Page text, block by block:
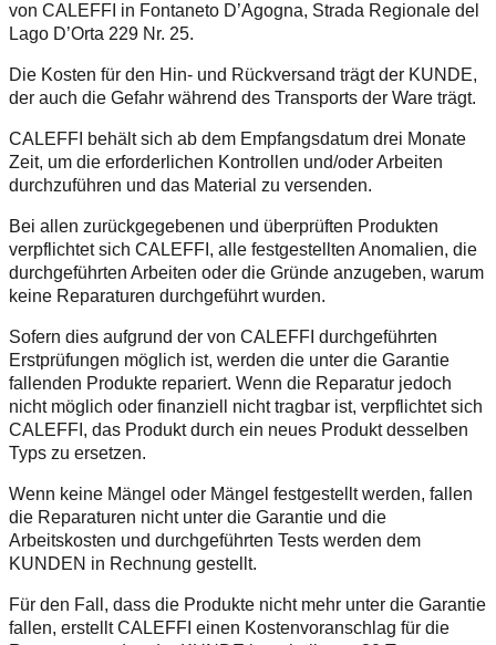
von CALEFFI in Fontaneto D’Agogna, Strada Regionale del
Lago D’Orta 229 Nr. 25.
Die Kosten für den Hin- und Rückversand trägt der KUNDE,
der auch die Gefahr während des Transports der Ware trägt.
CALEFFI behält sich ab dem Empfangsdatum drei Monate
Zeit, um die erforderlichen Kontrollen und/oder Arbeiten
durchzuführen und das Material zu versenden.
Bei allen zurückgegebenen und überprüften Produkten
verpflichtet sich CALEFFI, alle festgestellten Anomalien, die
durchgeführten Arbeiten oder die Gründe anzugeben, warum
keine Reparaturen durchgeführt wurden.
Sofern dies aufgrund der von CALEFFI durchgeführten
Erstprüfungen möglich ist, werden die unter die Garantie
fallenden Produkte repariert. Wenn die Reparatur jedoch
nicht möglich oder finanziell nicht tragbar ist, verpflichtet sich
CALEFFI, das Produkt durch ein neues Produkt desselben
Typs zu ersetzen.
Wenn keine Mängel oder Mängel festgestellt werden, fallen
die Reparaturen nicht unter die Garantie und die
Arbeitskosten und durchgeführten Tests werden dem
KUNDEN in Rechnung gestellt.
Für den Fall, dass die Produkte nicht mehr unter die Garantie
fallen, erstellt CALEFFI einen Kostenvoranschlag für die